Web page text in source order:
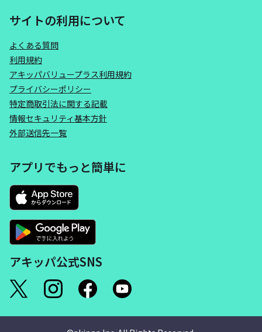
サイトの利用について
よくある質問
利用規約
アキッパバリュープラス利用規約
プライバシーポリシー
特定商取引法に関する記載
情報セキュリティ基本方針
外部送信先一覧
アプリでもっと簡単に
アキッパ公式SNS